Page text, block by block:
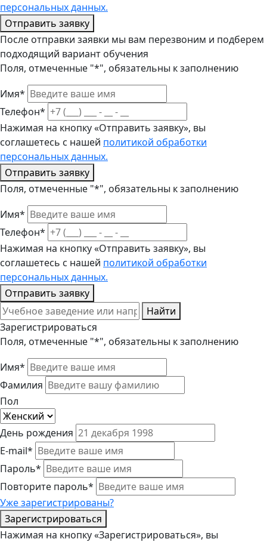
персональных данных.
Отправить заявку
После отправки заявки мы вам перезвоним и подберем
подходящий вариант обучения
Поля, отмеченные "*", обязательны к заполнению
Имя*
Телефон*
Нажимая на кнопку «Отправить заявку», вы
соглашетесь с нашей политикой обработки
персональных данных.
Отправить заявку
Поля, отмеченные "*", обязательны к заполнению
Имя*
Телефон*
Нажимая на кнопку «Отправить заявку», вы
соглашетесь с нашей политикой обработки
персональных данных.
Отправить заявку
Найти
Зарегистрироваться
Поля, отмеченные "*", обязательны к заполнению
Имя*
Фамилия
Пол
День рождения
E-mail*
Пароль*
Повторите пароль*
Уже зарегистрированы?
Зарегистрироваться
Нажимая на кнопку «Зарегистрироваться», вы